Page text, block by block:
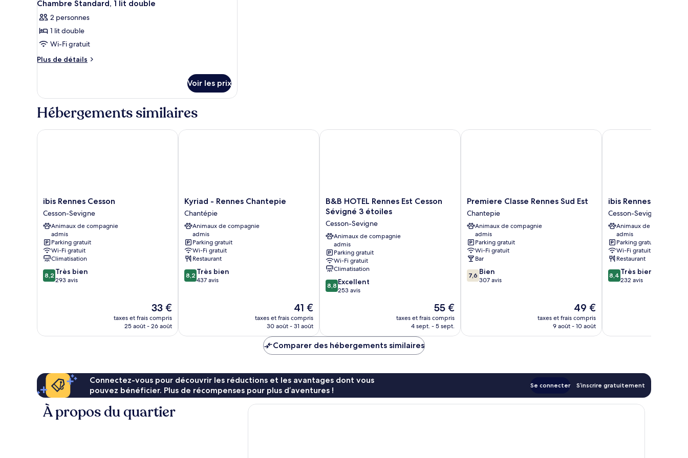
Chambre
Triple,
lits
toutes
les
photos
pour
ce
chambre :
Chambre
Standard,
lit
Chambre Standard, 1 lit double
2 personnes
1 lit double
Wi-Fi gratuit
Plus de détails
Plus
le
type
de
Chambre
Voir les prix
Hébergements similaires
ibis
Rennes
Cesson
Cesson-
Sevigne
ibis Rennes Cesson
Cesson-Sevigne
Animaux de compagnie
admis
Parking gratuit
Wi-Fi gratuit
Climatisation
8.2
sur
8,2 Très bien
293 avis
Le
nouveau
prix
33 €
taxes et frais compris
25 août - 26 août
ibis Rennes Cesson
Kyriad
-
Rennes
Chantepie
Chantépie
Kyriad - Rennes Chantepie
Chantépie
Animaux de compagnie
admis
Parking gratuit
Wi-Fi gratuit
Restaurant
8.2
sur
8,2 Très bien
437 avis
Le
nouveau
prix
de
41 €
taxes et frais compris
30 août - 31 août
Kyriad - Rennes Chantepie
B&B
HOTEL
Rennes
Est
Cesson
Sévigné
3
étoiles
Cesson-
Sevigne
B&B HOTEL Rennes Est Cesson
Sévigné 3 étoiles
Cesson-Sevigne
Animaux de compagnie
admis
Parking gratuit
Wi-Fi gratuit
Climatisation
8.8
sur
8,8 Excellent
253 avis
Le
nouveau
prix
55 €
taxes et frais compris
4 sept. - 5 sept.
B&B HOTEL Rennes Est Cesson Sévigné 3 étoiles
Premiere
Classe
Rennes
Sud
Est
Chantepie
Premiere Classe Rennes Sud Est
Chantepie
Animaux de compagnie
admis
Parking gratuit
Wi-Fi gratuit
Bar
7.6
sur
7,6 Bien
307 avis
Le
nouveau
prix
49 €
taxes et frais compris
9 août - 10 août
Premiere Classe Rennes Sud Est
ibis
Rennes
Beaulieu
Cesson-
Sevigne
ibis Rennes Beaulieu
Cesson-Sevigne
Animaux de compagnie
admis
Parking gratuit
Wi-Fi gratuit
Restaurant
8.4
sur
8,4 Très bien
232 avis
ibis Rennes Beaulieu
Comparer des hébergements similaires
Connectez-vous pour découvrir les réductions et les avantages dont vous
pouvez bénéficier. Plus de récompenses pour plus d’aventures !
Se connecter S’inscrire gratuitement
À propos du quartier